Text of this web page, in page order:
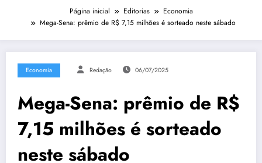
Página inicial Editorias
Economia
Mega-Sena: prêmio de R$ 7,15 milhões é sorteado neste sábado
Economia Redação 06/07/2025
Mega-Sena: prêmio de R$
7,15 milhões é sorteado
neste sábado